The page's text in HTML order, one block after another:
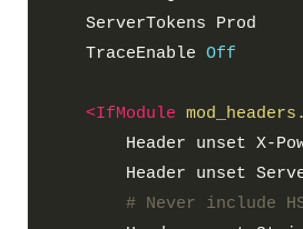
    TraceEnable
Off
<IfModule
# Never include